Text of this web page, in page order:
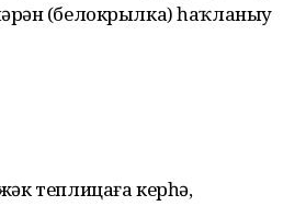
(белокрылка) һаҡланыу
теплицаға керһә,